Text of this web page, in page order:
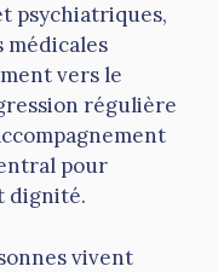
psychiatriques,
médicales
vers le
régulière
pour
dignité.
vivent